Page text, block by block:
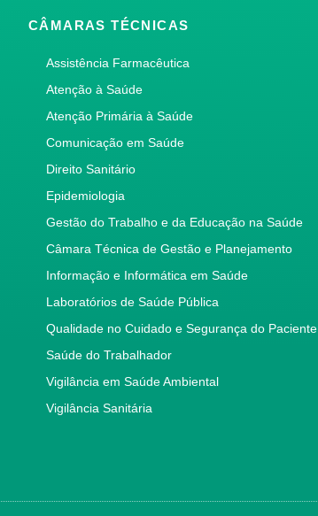
CÂMARAS TÉCNICAS
Assistência Farmacêutica
Atenção à Saúde
Atenção Primária à Saúde
Comunicação em Saúde
Direito Sanitário
Epidemiologia
Gestão do Trabalho e da Educação na Saúde
Câmara Técnica de Gestão e Planejamento
Informação e Informática em Saúde
Laboratórios de Saúde Pública
Qualidade no Cuidado e Segurança do Paciente
Saúde do Trabalhador
Vigilância em Saúde Ambiental
Vigilância Sanitária